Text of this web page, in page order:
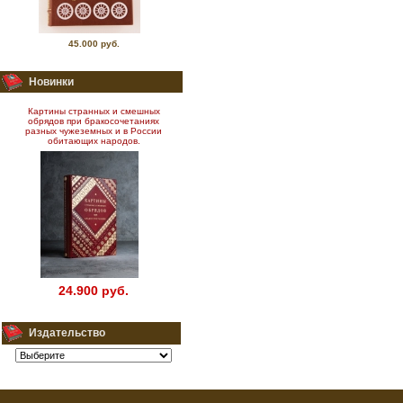
45.000 руб.
Новинки
Картины странных и смешных
обрядов при бракосочетаниях
разных чужеземных и в России
обитающих народов.
24.900 руб.
Издательство